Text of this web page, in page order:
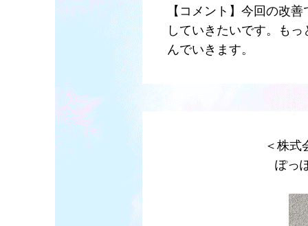
【コメント】今回の改
していきたいです。も
んでいきます。
＜株式
ぽっ